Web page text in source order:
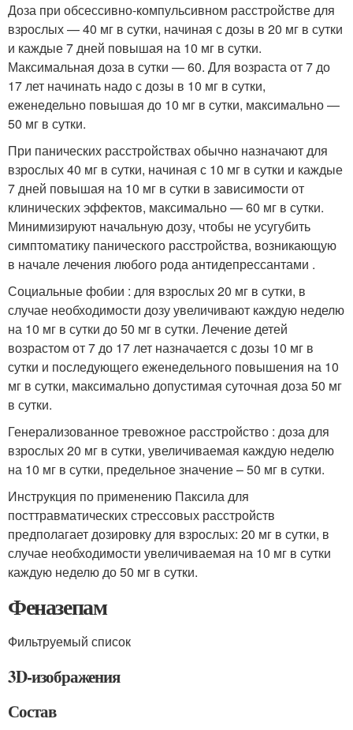
Доза при обсессивно-компульсивном расстройстве для
взрослых — 40 мг в сутки, начиная с дозы в 20 мг в сутки
и каждые 7 дней повышая на 10 мг в сутки.
Максимальная доза в сутки — 60. Для возраста от 7 до
17 лет начинать надо с дозы в 10 мг в сутки,
еженедельно повышая до 10 мг в сутки, максимально —
50 мг в сутки.
При панических расстройствах обычно назначают для
взрослых 40 мг в сутки, начиная с 10 мг в сутки и каждые
7 дней повышая на 10 мг в сутки в зависимости от
клинических эффектов, максимально — 60 мг в сутки.
Минимизируют начальную дозу, чтобы не усугубить
симптоматику панического расстройства, возникающую
в начале лечения любого рода антидепрессантами .
Социальные фобии : для взрослых 20 мг в сутки, в
случае необходимости дозу увеличивают каждую неделю
на 10 мг в сутки до 50 мг в сутки. Лечение детей
возрастом от 7 до 17 лет назначается с дозы 10 мг в
сутки и последующего еженедельного повышения на 10
мг в сутки, максимально допустимая суточная доза 50 мг
в сутки.
Генерализованное тревожное расстройство : доза для
взрослых 20 мг в сутки, увеличиваемая каждую неделю
на 10 мг в сутки, предельное значение – 50 мг в сутки.
Инструкция по применению Паксила для
посттравматических стрессовых расстройств
предполагает дозировку для взрослых: 20 мг в сутки, в
случае необходимости увеличиваемая на 10 мг в сутки
каждую неделю до 50 мг в сутки.
Феназепам
Фильтруемый список
3D-изображения
Состав